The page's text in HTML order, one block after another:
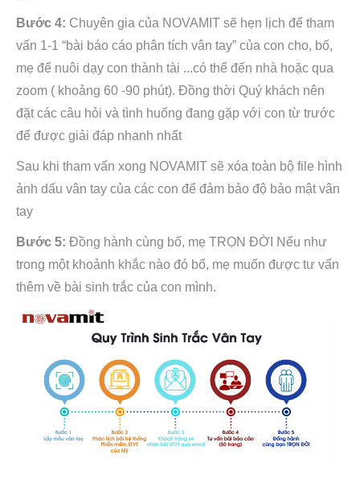
Bước 4: Chuyên gia của NOVAMIT sẽ hẹn lịch để tham
vấn 1-1 “bài báo cáo phân tích vân tay” của con cho, bố,
mẹ để nuôi dạy con thành tài ...có thể đến nhà hoặc qua
zoom ( khoảng 60 -90 phút). Đồng thời Quý khách nên
đặt các câu hỏi và tình huống đang gặp với con từ trước
để được giải đáp nhanh nhất
Sau khi tham vấn xong NOVAMIT sẽ xóa toàn bộ file hình
ảnh dấu vân tay của các con để đảm bảo độ bảo mật vân
tay
Bước 5: Đồng hành cùng bố, mẹ TRỌN ĐỜI Nếu như
trong một khoảnh khắc nào đó bố, mẹ muốn được tư vấn
thêm về bài sinh trắc của con mình.